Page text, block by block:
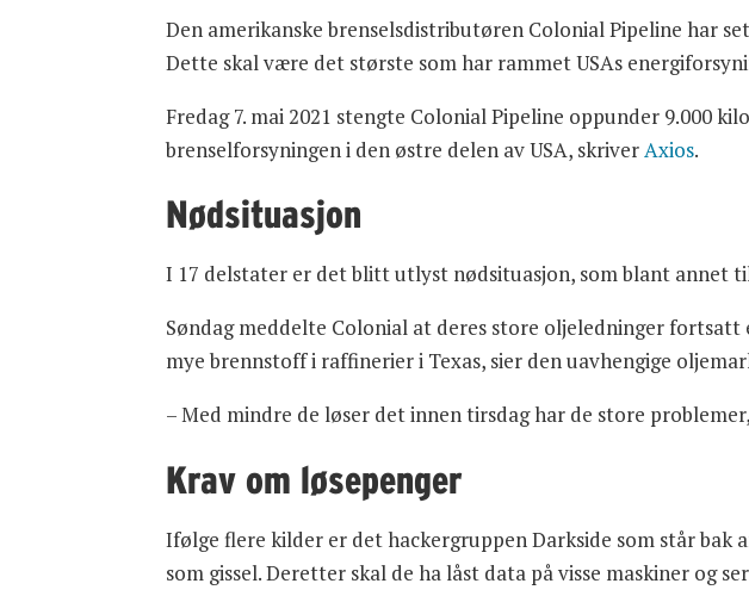
Den amerikanske brenselsdistributøren Colonial Pipeline har
Dette skal være det største som har rammet USAs
Fredag 7. mai 2021 stengte Colonial Pipeline oppunder 9.000
brenselforsyningen i den østre delen av USA, skriver Axios.
Nødsituasjon
I 17 delstater er det blitt utlyst nødsituasjon, som blant annet
Søndag meddelte Colonial at deres store oljeledninger
mye brennstoff i raffinerier i Texas, sier den uavhengige
– Med mindre de løser det innen tirsdag har de store
Krav om løsepenger
Ifølge flere kilder er det hackergruppen Darkside som står
som gissel. Deretter skal de ha låst data på visse maskiner og